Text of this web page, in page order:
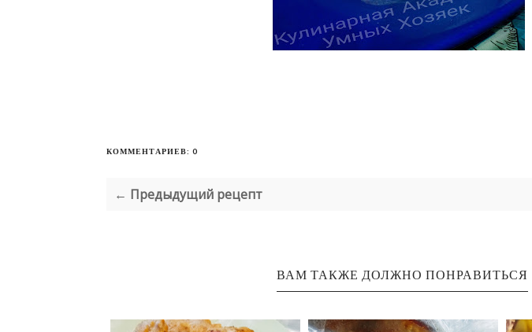
КОММЕНТАРИЕВ: 0
← Предыдущий рецепт
ВАМ ТАКЖЕ ДОЛЖНО ПОНРАВИТЬСЯ